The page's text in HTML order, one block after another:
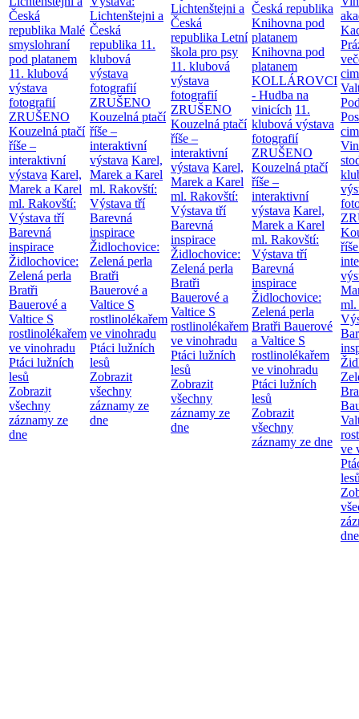
Česká
republika Malé
smyslohraní
pod platanem
11. klubová
výstava
fotografií
ZRUŠENO
Kouzelná ptačí
říše –
interaktivní
výstava Karel,
Marek a Karel
ml. Rakovští:
Výstava tří
Barevná
inspirace
Židlochovice:
Zelená perla
Bratři
Bauerové a
Valtice S
rostlinolékařem
ve vinohradu
Ptáci lužních
lesů
Zobrazit
všechny
záznamy ze
dne
Lichtenštejni a
Česká
republika 11.
klubová
výstava
fotografií
ZRUŠENO
Kouzelná ptačí
říše –
interaktivní
výstava Karel,
Marek a Karel
ml. Rakovští:
Výstava tří
Barevná
inspirace
Židlochovice:
Zelená perla
Bratři
Bauerové a
Valtice S
rostlinolékařem
ve vinohradu
Ptáci lužních
lesů
Zobrazit
všechny
záznamy ze
dne
Lichtenštejni a
Česká
republika Letní
škola pro psy
11. klubová
výstava
fotografií
ZRUŠENO
Kouzelná ptačí
říše –
interaktivní
výstava Karel,
Marek a Karel
ml. Rakovští:
Výstava tří
Barevná
inspirace
Židlochovice:
Zelená perla
Bratři
Bauerové a
Valtice S
rostlinolékařem
ve vinohradu
Ptáci lužních
lesů
Zobrazit
všechny
záznamy ze
dne
Česká republika
Knihovna pod
platanem
Knihovna pod
platanem
KOLLÁROVCI
- Hudba na
vinicích 11.
klubová výstava
fotografií
ZRUŠENO
Kouzelná ptačí
říše –
interaktivní
výstava Karel,
Marek a Karel
ml. Rakovští:
Výstava tří
Barevná
inspirace
Židlochovice:
Zelená perla
Bratři Bauerové
a Valtice S
rostlinolékařem
ve vinohradu
Ptáci lužních
lesů
Zobrazit
všechny
záznamy ze dne
ml.
ve
dne